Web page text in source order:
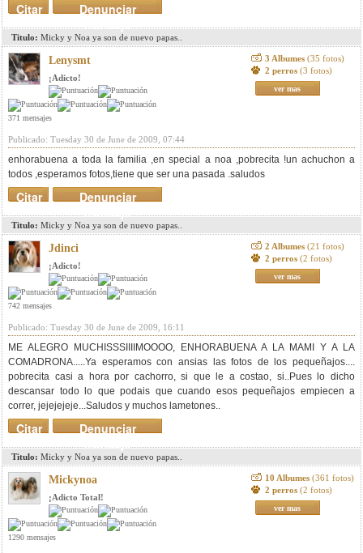
Denunciar
mensaje
Citar
Titulo: Micky y Noa ya son de nuevo papas..
Lenysmt
¡Adicto!
371 mensajes
3 Albumes (35 fotos)
2 perros (3 fotos)
ver mas
Publicado: Tuesday 30 de June de 2009, 07:44
enhorabuena a toda la familia ,en special a noa ,pobrecita !un achuchon a
todos ,esperamos fotos,tiene que ser una pasada .saludos
Denunciar
mensaje
Citar
Titulo: Micky y Noa ya son de nuevo papas..
Jdinci
¡Adicto!
742 mensajes
2 Albumes (21 fotos)
2 perros (2 fotos)
ver mas
Publicado: Tuesday 30 de June de 2009, 16:11
ME ALEGRO MUCHISSSIIIIMOOOO, ENHORABUENA A LA MAMI Y A LA
COMADRONA.....Ya esperamos con ansias las fotos de los pequeñajos....
pobrecita casi a hora por cachorro, si que le a costao, si..Pues lo dicho
descansar todo lo que podais que cuando esos pequeñajos empiecen a
correr, jejejejeje...Saludos y muchos lametones..
Denunciar
mensaje
Citar
Titulo: Micky y Noa ya son de nuevo papas..
Mickynoa
¡Adicto Total!
1290 mensajes
10 Albumes (361 fotos)
2 perros (2 fotos)
ver mas